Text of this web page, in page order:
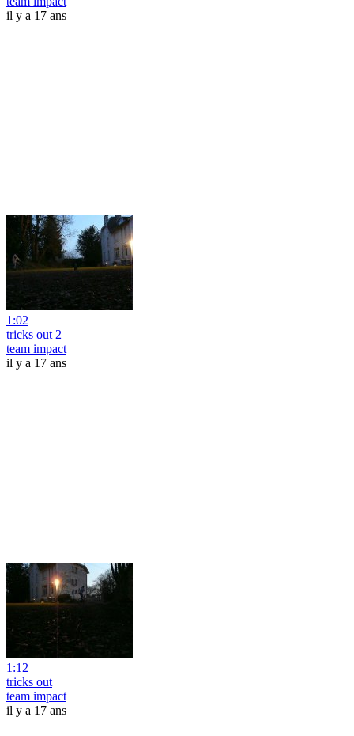
il y a 17 ans
1:02
tricks out 2
team impact
il y a 17 ans
1:12
tricks out
team impact
il y a 17 ans